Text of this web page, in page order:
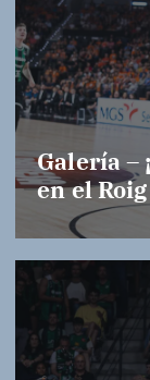
Galería –
en el